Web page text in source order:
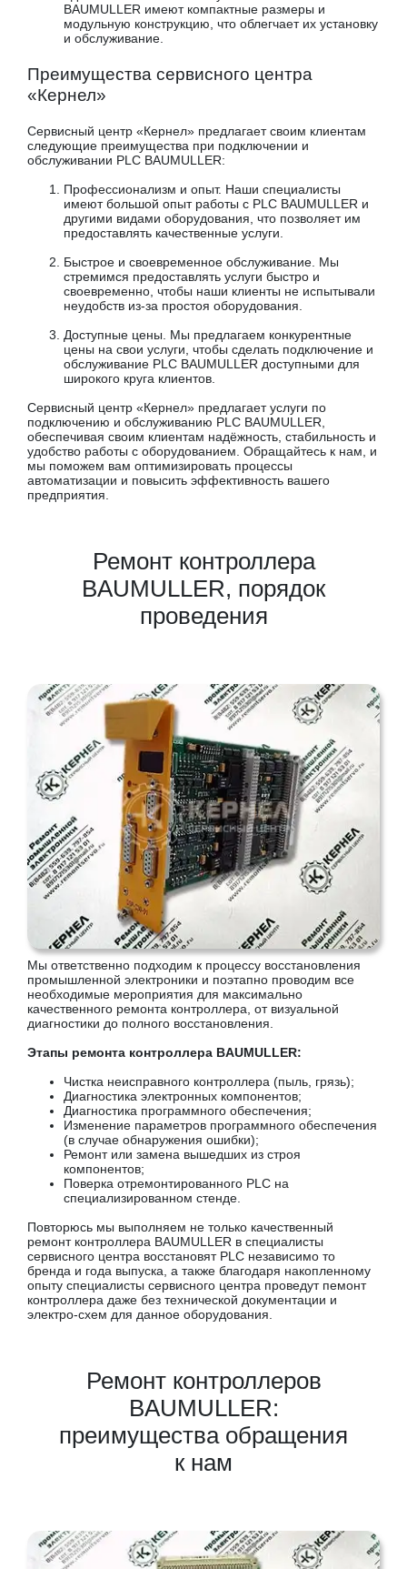
BAUMULLER имеют компактные размеры и
модульную конструкцию, что облегчает их установку
и обслуживание.
Преимущества сервисного центра
«Кернел»
Сервисный центр «Кернел» предлагает своим клиентам
следующие преимущества при подключении и
обслуживании PLC BAUMULLER:
Профессионализм и опыт. Наши специалисты
имеют большой опыт работы с PLC BAUMULLER и
другими видами оборудования, что позволяет им
предоставлять качественные услуги.
Быстрое и своевременное обслуживание. Мы
стремимся предоставлять услуги быстро и
своевременно, чтобы наши клиенты не испытывали
неудобств из-за простоя оборудования.
Доступные цены. Мы предлагаем конкурентные
цены на свои услуги, чтобы сделать подключение и
обслуживание PLC BAUMULLER доступными для
широкого круга клиентов.
Сервисный центр «Кернел» предлагает услуги по
подключению и обслуживанию PLC BAUMULLER,
обеспечивая своим клиентам надёжность, стабильность и
удобство работы с оборудованием. Обращайтесь к нам, и
мы поможем вам оптимизировать процессы
автоматизации и повысить эффективность вашего
предприятия.
Ремонт контроллера
BAUMULLER, порядок
проведения
Мы ответственно подходим к процессу восстановления
промышленной электроники и поэтапно проводим все
необходимые мероприятия для максимально
качественного ремонта контроллера, от визуальной
диагностики до полного восстановления.
Этапы ремонта контроллера BAUMULLER:
Чистка неисправного контроллера (пыль, грязь);
Диагностика электронных компонентов;
Диагностика программного обеспечения;
Изменение параметров программного обеспечения
(в случае обнаружения ошибки);
Ремонт или замена вышедших из строя
компонентов;
Поверка отремонтированного PLC на
специализированном стенде.
Повторюсь мы выполняем не только качественный
ремонт контроллера BAUMULLER в специалисты
сервисного центра восстановят PLC независимо то
бренда и года выпуска, а также благодаря накопленному
опыту специалисты сервисного центра проведут пемонт
контроллера даже без технической документации и
электро-схем для данное оборудования.
Ремонт контроллеров
BAUMULLER:
преимущества обращения
к нам